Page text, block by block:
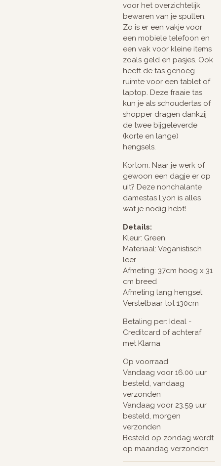
voor het overzichtelijk
bewaren van je spullen.
Zo is er een vakje voor
een mobiele telefoon en
een vak voor kleine items
zoals geld en pasjes. Ook
heeft de tas genoeg
ruimte voor een tablet of
laptop. Deze fraaie tas
kun je als schoudertas of
shopper dragen dankzij
de twee bijgeleverde
(korte en lange)
hengsels.
Kortom: Naar je werk of
gewoon een dagje er op
uit? Deze nonchalante
damestas Lyon is alles
wat je nodig hebt!
Details:
Kleur: Green
Materiaal: Veganistisch
leer
Afmeting: 37cm hoog x 31
cm breed
Afmeting lang hengsel:
Verstelbaar tot 130cm
Betaling per: Ideal -
Creditcard of achteraf
met Klarna
Op voorraad
Vandaag voor 16.00 uur
besteld, vandaag
verzonden
Vandaag voor 23.59 uur
besteld, morgen
verzonden
Besteld op zondag wordt
op maandag verzonden